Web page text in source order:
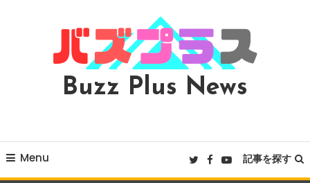
Buzz Plus News
Menu 記事を探す